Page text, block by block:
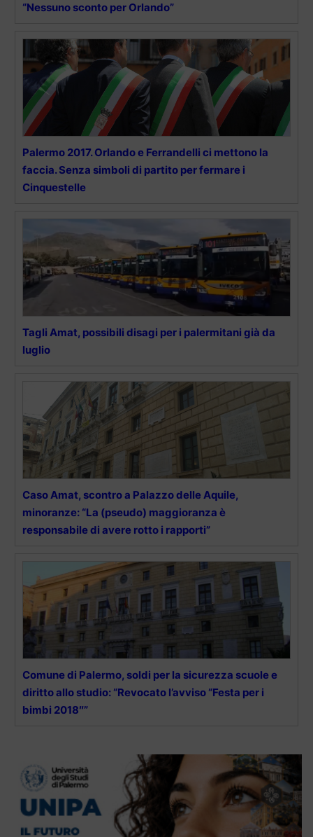
“Nessuno sconto per Orlando”
Palermo 2017. Orlando e Ferrandelli ci mettono la
faccia. Senza simboli di partito per fermare i
Cinquestelle
Tagli Amat, possibili disagi per i palermitani già da
luglio
Caso Amat, scontro a Palazzo delle Aquile,
minoranze: “La (pseudo) maggioranza è
responsabile di avere rotto i rapporti”
Comune di Palermo, soldi per la sicurezza scuole e
diritto allo studio: “Revocato l’avviso “Festa per i
bimbi 2018″”